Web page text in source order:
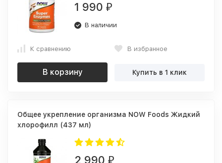
1 990 ₽
В наличии
К сравнению В избранное
В корзину Купить в 1 клик
Общее укрепление организма NOW Foods Жидкий
хлорофилл (437 мл)
2 990 ₽